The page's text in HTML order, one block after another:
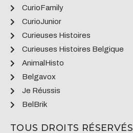
CurioFamily
CurioJunior
Curieuses Histoires
Curieuses Histoires Belgique
AnimalHisto
Belgavox
Je Réussis
BelBrik
TOUS DROITS RÉSERVÉS